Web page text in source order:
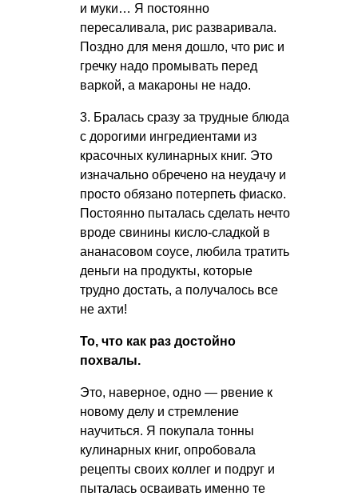
и муки… Я постоянно
пересаливала, рис разваривала.
Поздно для меня дошло, что рис и
гречку надо промывать перед
варкой, а макароны не надо.
3. Бралась сразу за трудные блюда
с дорогими ингредиентами из
красочных кулинарных книг. Это
изначально обречено на неудачу и
просто обязано потерпеть фиаско.
Постоянно пыталась сделать нечто
вроде свинины кисло-сладкой в
ананасовом соусе, любила тратить
деньги на продукты, которые
трудно достать, а получалось все
не ахти!
То, что как раз достойно
похвалы.
Это, наверное, одно — рвение к
новому делу и стремление
научиться. Я покупала тонны
кулинарных книг, опробовала
рецепты своих коллег и подруг и
пыталась осваивать именно те